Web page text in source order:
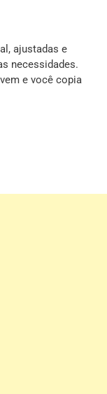
ajustadas e
necessidades.
e você copia